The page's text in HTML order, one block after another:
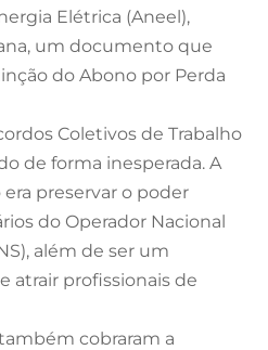
Elétrica (Aneel),
um documento que
do Abono por Perda
Coletivos de Trabalho
de forma inesperada. A
preservar o poder
do Operador Nacional
), além de ser um
atrair profissionais de
cobraram a